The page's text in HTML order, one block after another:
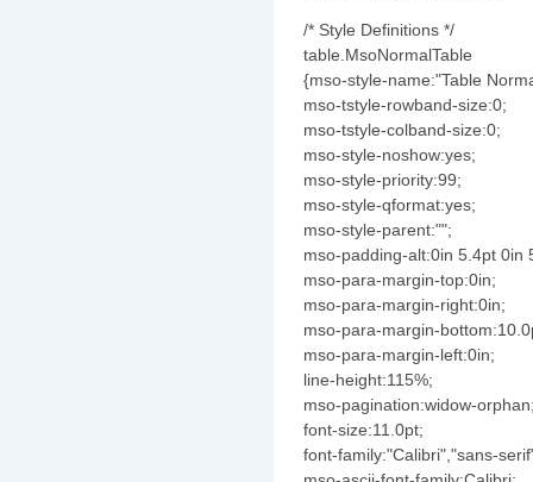
/* Style Definitions */
table.MsoNormalTable
{mso-style-name:"Table
mso-tstyle-rowband-size:0;
mso-tstyle-colband-size:0;
mso-style-noshow:yes;
mso-style-priority:99;
mso-style-qformat:yes;
mso-style-parent:"";
mso-padding-alt:0in 5.4pt 0in
mso-para-margin-top:0in;
mso-para-margin-right:0in;
mso-para-margin-
mso-para-margin-left:0in;
line-height:115%;
mso-pagination:widow-
font-size:11.0pt;
font-family:"Calibri","sans-